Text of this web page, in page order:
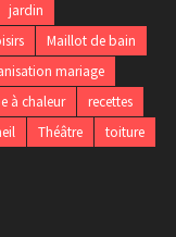
jardin
Maillot de bain
mariage
à chaleur
recettes
Théâtre
toiture